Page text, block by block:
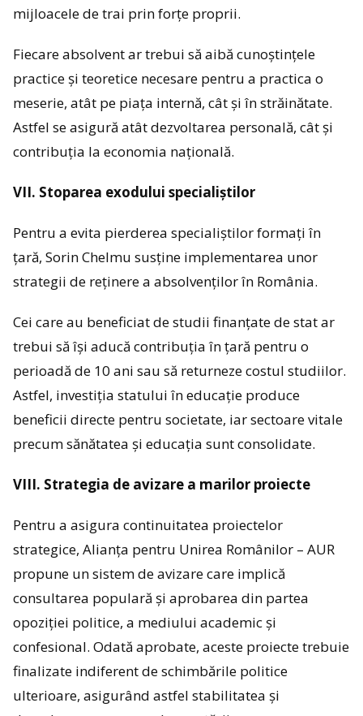
mijloacele de trai prin forțe proprii.
Fiecare absolvent ar trebui să aibă cunoștințele
practice și teoretice necesare pentru a practica o
meserie, atât pe piața internă, cât și în străinătate.
Astfel se asigură atât dezvoltarea personală, cât și
contribuția la economia națională.
VII. Stoparea exodului specialiștilor
Pentru a evita pierderea specialiștilor formați în
țară, Sorin Chelmu susține implementarea unor
strategii de reținere a absolvenților în România.
Cei care au beneficiat de studii finanțate de stat ar
trebui să își aducă contribuția în țară pentru o
perioadă de 10 ani sau să returneze costul studiilor.
Astfel, investiția statului în educație produce
beneficii directe pentru societate, iar sectoare vitale
precum sănătatea și educația sunt consolidate.
VIII. Strategia de avizare a marilor proiecte
Pentru a asigura continuitatea proiectelor
strategice, Alianța pentru Unirea Românilor – AUR
propune un sistem de avizare care implică
consultarea populară și aprobarea din partea
opoziției politice, a mediului academic și
confesional. Odată aprobate, aceste proiecte trebuie
finalizate indiferent de schimbările politice
ulterioare, asigurând astfel stabilitatea și